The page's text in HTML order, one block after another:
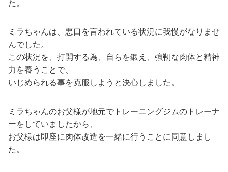
た。
ミラちゃんは、悪口を言われている状況に我慢がなりませ
んでした。
この状況を、打開する為、自らを鍛え、強靭な肉体と精神
力を養うことで、
いじめられる事を克服しようと決心しました。
ミラちゃんのお父様が地元でトレーニングジムのトレーナ
ーをしていましたから、
お父様は即座に肉体改造を一緒に行うことに同意しまし
た。